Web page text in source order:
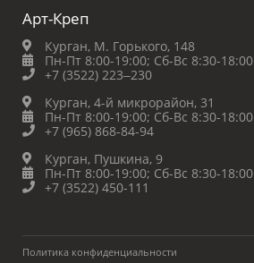
Арт-Креп
Курган, М. Горького, 148
Пн-Пт 8:00-19:00; Сб-Вс 8:30-18:00
+7 (3522) 223‒230
Курган, 4-й микрорайон, 31
Пн-Пт 8:00-19:00; Сб-Вс 8:30-18:00
+7 (965) 868-84-94
Курган, Пушкина, 9
Пн-Пт 8:00-19:00; Сб-Вс 8:30-18:00
+7 (3522) 450-111
Политика конфиденциальности